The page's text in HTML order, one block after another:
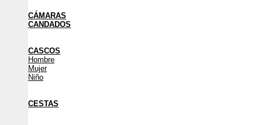
CÁMARAS
CANDADOS
CASCOS
Hombre
Mujer
Niño
CESTAS